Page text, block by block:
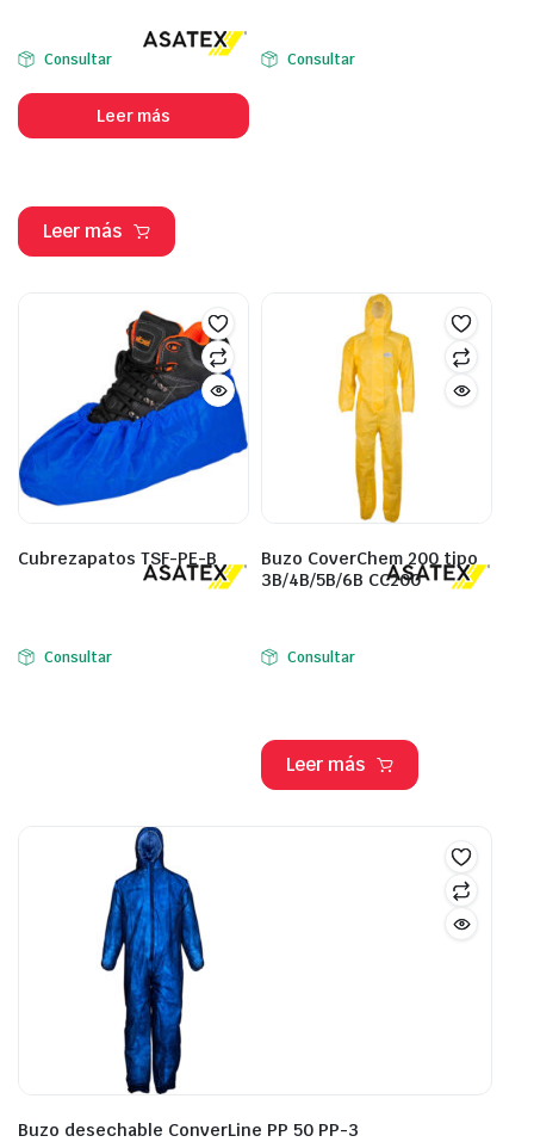
Consultar
Leer más
Leer más
Consultar
Cubrezapatos TSF-PE-B
Consultar
Buzo CoverChem 200 tipo
3B/4B/5B/6B CC200
Consultar
Leer más
Buzo desechable ConverLine PP 50 PP-3